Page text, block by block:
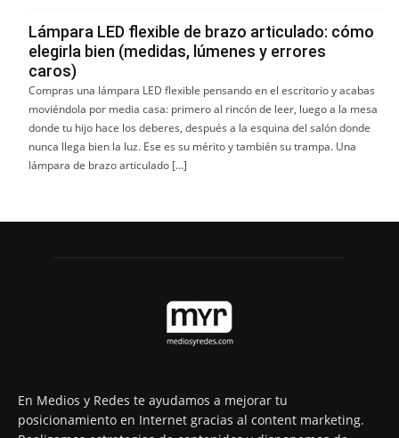
Lámpara LED flexible de brazo articulado: cómo
elegirla bien (medidas, lúmenes y errores
caros)
Compras una lámpara LED flexible pensando en el escritorio y acabas
moviéndola por media casa: primero al rincón de leer, luego a la mesa
donde tu hijo hace los deberes, después a la esquina del salón donde
nunca llega bien la luz. Ese es su mérito y también su trampa. Una
lámpara de brazo articulado […]
En Medios y Redes te ayudamos a mejorar tu
posicionamiento en Internet gracias al content marketing.